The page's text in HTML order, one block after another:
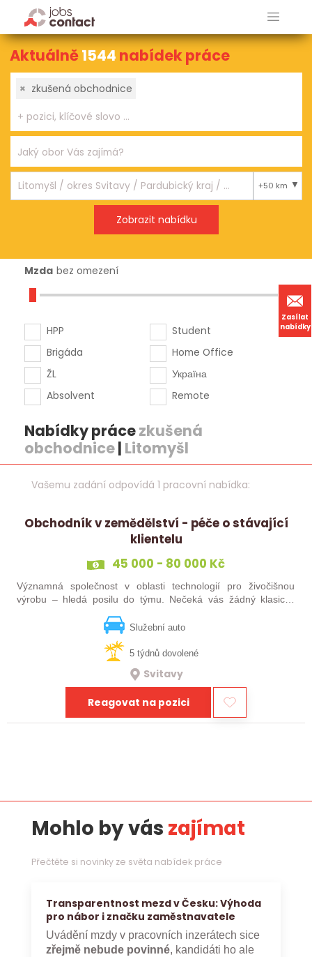
Zasílat
nabídky
Aktuálně1544 nabídek práce
× zkušená obchodnice
+50 km
Mzda bez omezení
HPP
Brigáda
ŽL
Absolvent
Student
Home Office
Україна
Remote
Nabídky prácezkušená
obchodnice| Litomyšl
Vašemu zadání odpovídá 1 pracovní nabídka:
Obchodník v zemědělství - péče o stávající
klientelu
45 000 - 80 000 Kč
Významná společnost v oblasti technologií pro živočišnou
výrobu – hledá posilu do týmu. Nečeká vás žádný klasický
Služební auto
5 týdnů dovolené
Svitavy
Reagovat na pozici
Mohlo by vás zajímat
Přečtěte si novinky ze světa nabídek práce
Transparentnost mezd v Česku: Výhoda
pro nábor i značku zaměstnavatele
Uvádění mzdy v pracovních inzerátech sice
zřejmě nebude povinné, kandidáti ho ale